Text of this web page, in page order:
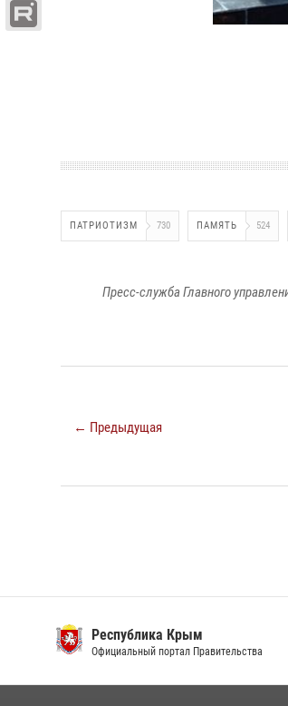
ПАТРИОТИЗМ 730 ПАМЯТЬ 524
Пресс-служба Главного
← Предыдущая
Республика Крым
Официальный портал Правительства